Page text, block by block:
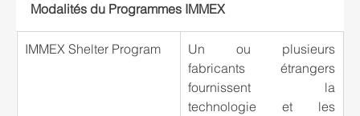
Modalités du Programmes IMMEX
IMMEX Shelter Program
Un ou plusieurs
fabricants étrangers
fournissent la
technologie et les